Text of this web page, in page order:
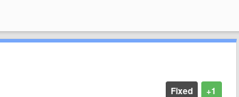
+1
Fixed